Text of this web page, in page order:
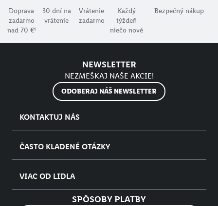
Doprava
zadarmo
nad 70 €¹
30 dní na
vrátenie
Vrátenie
zadarmo
Každý
týždeň
niečo nové
Bezpečný nákup
NEWSLETTER
NEZMEŠKAJ NAŠE AKCIE!
ODOBERAJ NÁŠ NEWSLETTER
KONTAKTUJ NÁS
ČASTO KLADENÉ OTÁZKY
VIAC OD LIDLA
SPÔSOBY PLATBY